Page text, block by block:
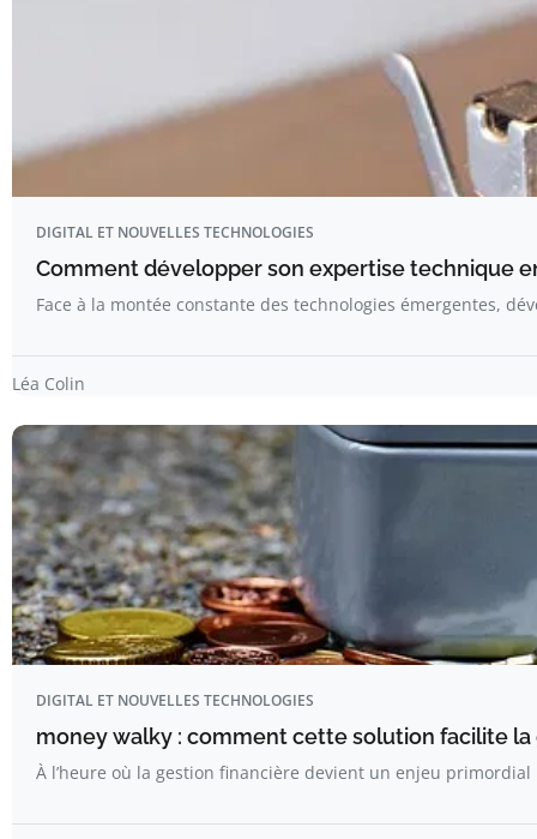
DIGITAL ET NOUVELLES TECHNOLOGIES
Comment développer son expertise technique
Face à la montée constante des technologies émergentes,
Léa Colin
DIGITAL ET NOUVELLES TECHNOLOGIES
money walky : comment cette solution facilite
À l’heure où la gestion financière devient un enjeu